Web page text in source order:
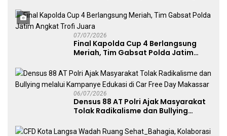
Penggunaan Senjata Api
07/07/2026
Final Kapolda Cup 4 Berlangsung
Meriah, Tim Gabsat Polda Jatim
06/07/2026
Densus 88 AT Polri Ajak Masyarakat
Tolak Radikalisme dan Bullying
Free Day Makassar